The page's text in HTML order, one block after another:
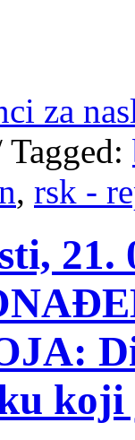
za
Tagged:
, rsk -
koji